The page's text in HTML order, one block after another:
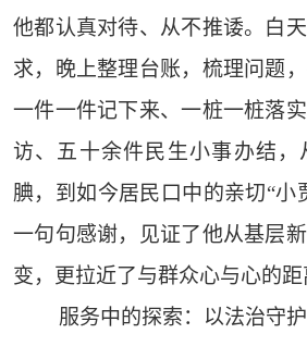
他都认真对待、从不推诿。白
求，晚上整理台账，梳理问题
一件一件记下来、一桩一桩落
访、五十余件民生小事办结，
腆，到如今居民口中的亲切“小
一句句感谢，见证了他从基层
变，更拉近了与群众心与心的距
服务中的探索：以法治守